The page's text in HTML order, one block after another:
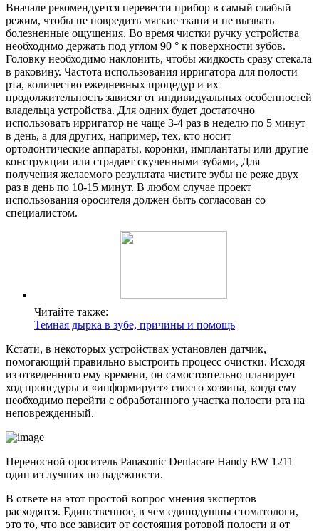
Вначале рекомендуется перевести прибор в самый слабый
режим, чтобы не повредить мягкие ткани и не вызвать
болезненные ощущения. Во время чистки ручку устройства
необходимо держать под углом 90 ° к поверхности зубов.
Головку необходимо наклонить, чтобы жидкость сразу стекала
в раковину. Частота использования ирригатора для полости
рта, количество ежедневных процедур и их
продолжительность зависят от индивидуальных особенностей
владельца устройства. Для одних будет достаточно
использовать ирригатор не чаще 3-4 раз в неделю по 5 минут
в день, а для других, например, тех, кто носит
ортодонтические аппараты, коронки, имплантаты или другие
конструкции или страдает скученными зубами, Для
получения желаемого результата чистите зубы не реже двух
раз в день по 10-15 минут. В любом случае проект
использования оросителя должен быть согласован со
специалистом.
Читайте также:
Темная дырка в зубе, причины и помощь
Кстати, в некоторых устройствах установлен датчик,
помогающий правильно выстроить процесс очистки. Исходя
из отведенного ему времени, он самостоятельно планирует
ход процедуры и «информирует» своего хозяина, когда ему
необходимо перейти с обработанного участка полости рта на
неповрежденный.
Переносной ороситель Panasonic Dentacare Handy EW 1211
один из лучших по надежности.
В ответе на этот простой вопрос мнения экспертов
расходятся. Единственное, в чем единодушны стоматологи,
это то, что все зависит от состояния ротовой полости и от